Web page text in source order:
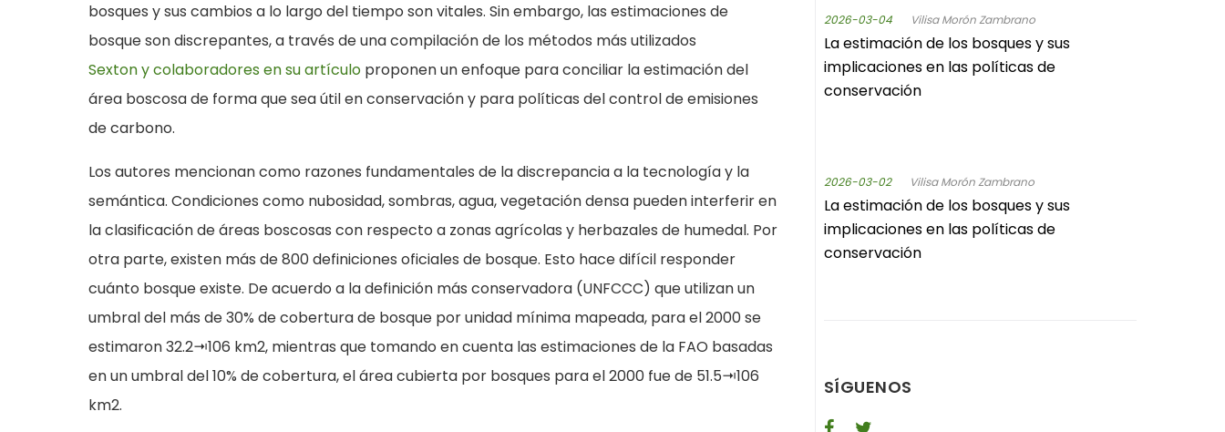
bosques y sus cambios a lo largo del tiempo son vitales. Sin embargo, las estimaciones de
bosque son discrepantes, a través de una compilación de los métodos más utilizados
Sexton y colaboradores en su artículo proponen un enfoque para conciliar la estimación del
área boscosa de forma que sea útil en conservación y para políticas del control de emisiones
de carbono.
Los autores mencionan como razones fundamentales de la discrepancia a la tecnología y la
semántica. Condiciones como nubosidad, sombras, agua, vegetación densa pueden interferir en
la clasificación de áreas boscosas con respecto a zonas agrícolas y herbazales de humedal. Por
otra parte, existen más de 800 definiciones oficiales de bosque. Esto hace difícil responder
cuánto bosque existe. De acuerdo a la definición más conservadora (UNFCCC) que utilizan un
umbral del más de 30% de cobertura de bosque por unidad mínima mapeada, para el 2000 se
estimaron 32.2⇥106 km2, mientras que tomando en cuenta las estimaciones de la FAO basadas
en un umbral del 10% de cobertura, el área cubierta por bosques para el 2000 fue de 51.5⇥106
km2.
2026-03-04 Vilisa Morón Zambrano
La estimación de los bosques y sus
implicaciones en las políticas de
conservación
2026-03-02 Vilisa Morón Zambrano
La estimación de los bosques y sus
implicaciones en las políticas de
conservación
SÍGUENOS